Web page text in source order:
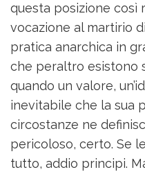
questa posizione così
vocazione al martirio
pratica anarchica in
che peraltro esistono
quando un valore,
inevitabile che la sua
circostanze ne
pericoloso, certo. Se
tutto, addio principi.